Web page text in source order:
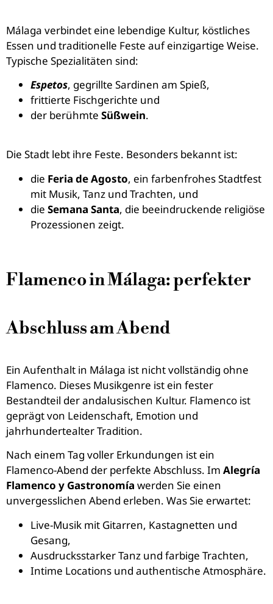
Málaga verbindet eine lebendige Kultur, köstliches
Essen und traditionelle Feste auf einzigartige Weise.
Typische Spezialitäten sind:
Espetos, gegrillte Sardinen am Spieß,
frittierte Fischgerichte und
der berühmte Süßwein.
Die Stadt lebt ihre Feste. Besonders bekannt ist:
die Feria de Agosto, ein farbenfrohes Stadtfest
mit Musik, Tanz und Trachten, und
die Semana Santa, die beeindruckende religiöse
Prozessionen zeigt.
Flamenco in Málaga: perfekter
Abschluss am Abend
Ein Aufenthalt in Málaga ist nicht vollständig ohne
Flamenco. Dieses Musikgenre ist ein fester
Bestandteil der andalusischen Kultur. Flamenco ist
geprägt von Leidenschaft, Emotion und
jahrhundertealter Tradition.
Nach einem Tag voller Erkundungen ist ein
Flamenco-Abend der perfekte Abschluss. Im Alegría
Flamenco y Gastronomía werden Sie einen
unvergesslichen Abend erleben. Was Sie erwartet:
Live-Musik mit Gitarren, Kastagnetten und
Gesang,
Ausdrucksstarker Tanz und farbige Trachten,
Intime Locations und authentische Atmosphäre.